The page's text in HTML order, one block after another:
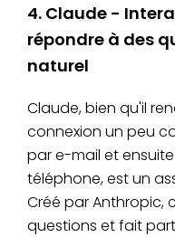
4. Claude -
répondre à des
naturel
Claude, bien qu'il
connexion un peu
par e-mail et
téléphone, est un
Créé par Anthropic,
questions et fait